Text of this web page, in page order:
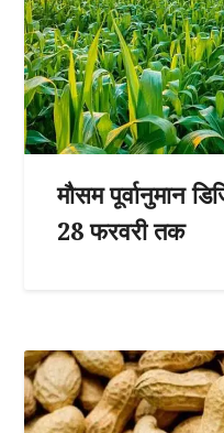
मौसम पूर्वानुमान
28 फरवरी तक